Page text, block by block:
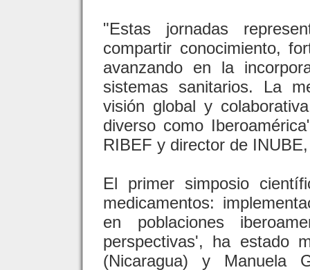
"Estas jornadas
compartir conocimiento,
avanzando en la
sistemas sanitarios. La
visión global y
diverso como
RIBEF y director de
El primer simposio
medicamentos:
en poblaciones
perspectivas', ha estado
(Nicaragua) y Manuela